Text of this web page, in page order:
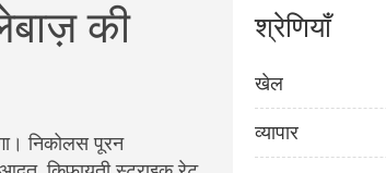
की
निकोलस पूरन
श्रेणियाँ
खेल
व्यापार